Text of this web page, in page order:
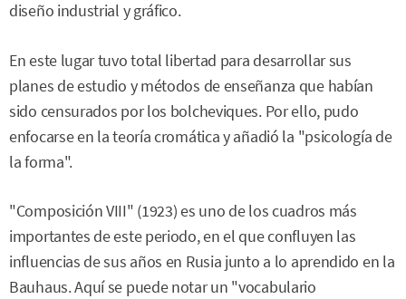
diseño industrial y gráfico.
En este lugar tuvo total libertad para desarrollar sus
planes de estudio y métodos de enseñanza que habían
sido censurados por los bolcheviques. Por ello, pudo
enfocarse en la teoría cromática y añadió la "psicología de
la forma".
"Composición VIII" (1923) es uno de los cuadros más
importantes de este periodo, en el que confluyen las
influencias de sus años en Rusia junto a lo aprendido en la
Bauhaus. Aquí se puede notar un "vocabulario